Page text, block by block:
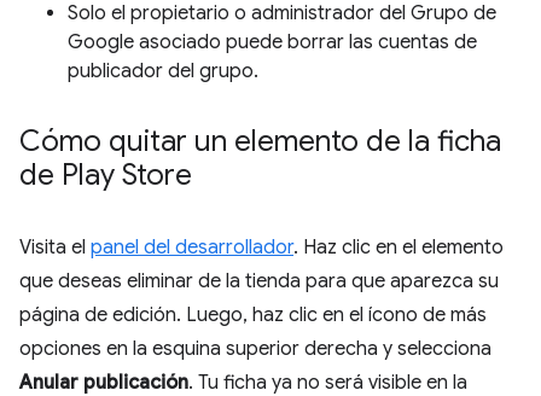
Solo el propietario o administrador del Grupo de
Google asociado puede borrar las cuentas de
publicador del grupo.
Cómo quitar un elemento de la ficha
de Play Store
Visita el panel del desarrollador. Haz clic en el elemento
que deseas eliminar de la tienda para que aparezca su
página de edición. Luego, haz clic en el ícono de más
opciones en la esquina superior derecha y selecciona
Anular publicación. Tu ficha ya no será visible en la